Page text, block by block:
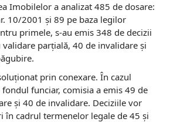
Imobilelor a analizat 485 de dosare:
10/2001 și 89 pe baza legilor
primele, s-au emis 348 de decizii
validare parțială, 40 de invalidare și
prin conexare. În cazul
funciar, comisia a emis 49 de
și 40 de invalidare. Deciziile vor
în cadrul termenelor legale de 45 și